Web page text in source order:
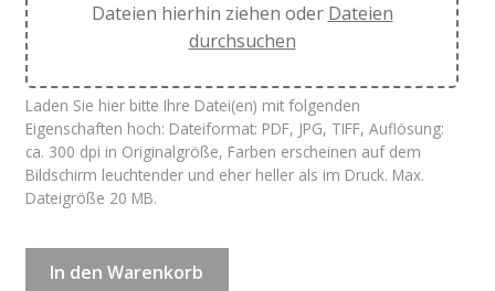
Dateien hierhin ziehen oder Dateien
durchsuchen
Laden Sie hier bitte Ihre Datei(en) mit folgenden
Eigenschaften hoch: Dateiformat: PDF, JPG, TIFF, Auflösung:
ca. 300 dpi in Originalgröße, Farben erscheinen auf dem
Bildschirm leuchtender und eher heller als im Druck. Max.
Dateigröße 20 MB.
Bedruckte
In den Warenkorb